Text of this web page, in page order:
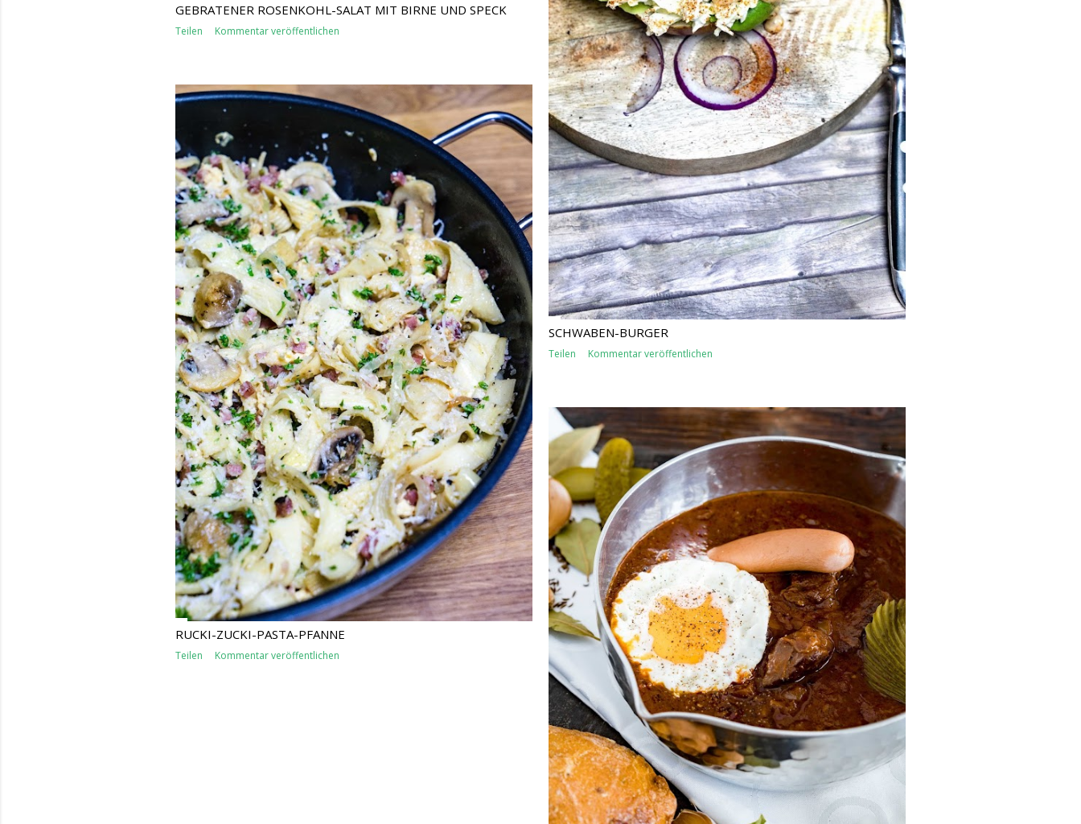
GEBRATENER ROSENKOHL-SALAT MIT BIRNE UND SPECK
Teilen Kommentar veröffentlichen
SCHWABEN-BURGER
Teilen Kommentar veröffentlichen
RUCKI-ZUCKI-PASTA-PFANNE
Teilen Kommentar veröffentlichen